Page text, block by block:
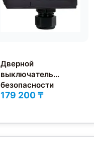
Дверной
выключатель
безопасности
Schmersal AZM170-
179 200 ₸